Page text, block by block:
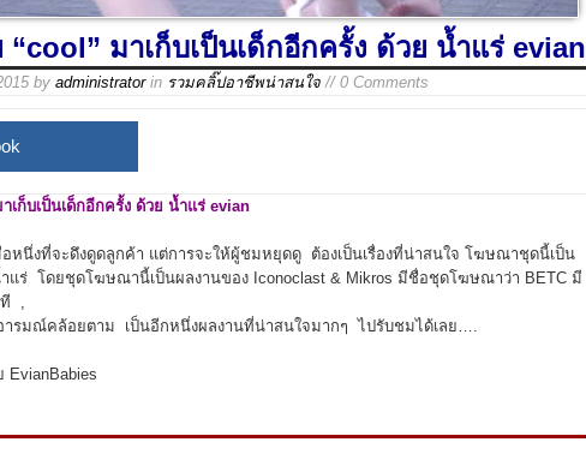
มาเก็บเป็นเด็กอีกครั้ง ด้วย น้ำแร่ evian
by administratorin รวมคลิ๊ปอาชีพน่าสนใจ // 0 Comments
ก็บเป็นเด็กอีกครั้ง ด้วย น้ำแร่ evian
นึ่งที่จะดึงดูดลูกค้า แต่การจะให้ผู้ชมหยุดดู ต้องเป็นเรื่องที่น่าสนใจ โฆษณาชุดนี้เป็น
แร่ โดยชุดโฆษณานี้เป็นผลงานของ Iconoclast & Mikros มีชื่อชุดโฆษณาว่า BETC มี
,
อารมณ์คล้อยตาม เป็นอีกหนึ่งผลงานที่น่าสนใจมากๆ ไปรับชมได้เลย….
EvianBabies